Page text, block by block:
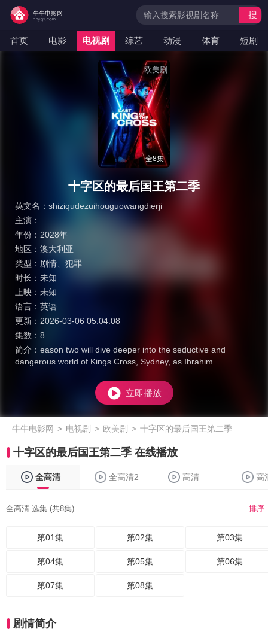
首页 电影 电视剧 综艺 动漫 体育 短剧
搜
欧美剧
全8集
十字区的最后国王第二季
英文名： shiziqudezuihouguowangdierji
主演：
年份： 2028年
地区： 澳大利亚
类型： 剧情
犯罪
时长： 未知
上映： 未知
语言： 英语
更新： 2026-03-06 05:04:08
集数： 8
简介： eason two will dive deeper into the seductive and
dangerous world of Kings Cross, Sydney, as Ibrahim
立即播放
牛牛电影网 > 电视剧 > 欧美剧 > 十字区的最后国王第二季
十字区的最后国王第二季 在线播放
全高清 全高清2 高清 高
全高清 选集 (共8集) 排序
第01集 第02集 第03集
第04集 第05集 第06集
第07集 第08集
剧情简介